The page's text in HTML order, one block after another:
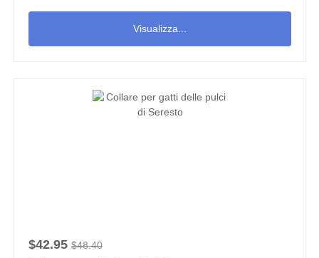
Visualizza...
$42.95 $48.40